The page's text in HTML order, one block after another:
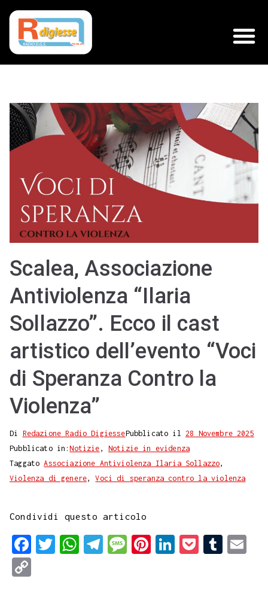
Scalea, Associazione
Antiviolenza “Ilaria
Sollazzo”. Ecco il cast
artistico dell’evento “Voci
di Speranza Contro la
Violenza”
Di Redazione Radio DigiessePubblicato il 28 Novembre 2025
Pubblicato in:Notizie , Notizie in evidenza
TaggatoAssociazione Antiviolenza Ilaria Sollazzo,
Violenza di genere,Voci di speranza contro la violenza
Condividi questo articolo
F
T
W
T
M
P
L
T